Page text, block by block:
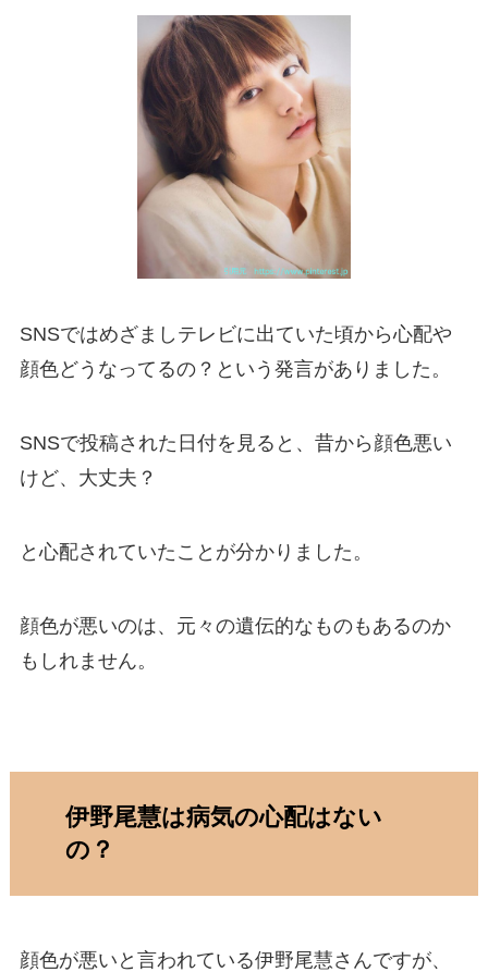
SNSではめざましテレビに出ていた頃から心配や
顔色どうなってるの？という発言がありました。
SNSで投稿された日付を見ると、昔から顔色悪い
けど、大丈夫？
と心配されていたことが分かりました。
顔色が悪いのは、元々の遺伝的なものもあるのか
もしれません。
伊野尾慧は病気の心配はない
の？
顔色が悪いと言われている伊野尾慧さんですが、